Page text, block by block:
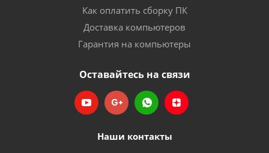
Как оплатить сборку ПК
Доставка компьютеров
Гарантия на компьютеры
Оставайтесь на связи
Наши контакты